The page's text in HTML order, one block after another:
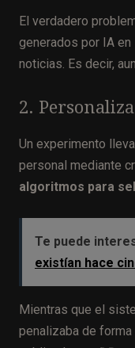
El verdadero
generados por IA
noticias. Es decir,
2.
Un experimento
personal mediante
algoritmos para
Te puede
existían hace
Mientras que el
penalizaba de